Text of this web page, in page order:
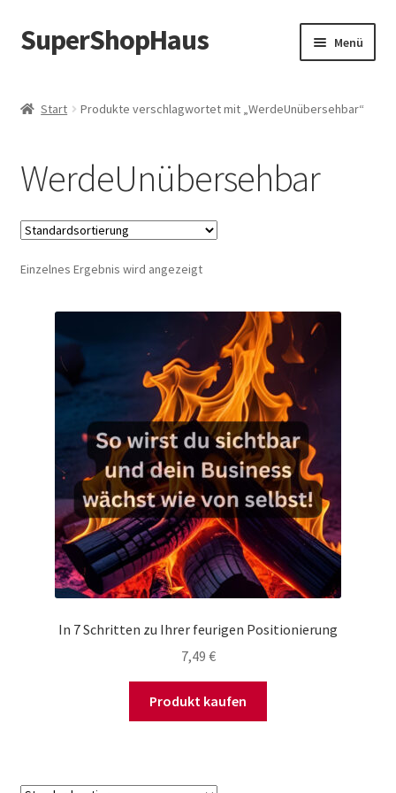
Zur
Navigation
Zum
Inhalt
SuperShopHaus Menü
Start Produkte verschlagwortet mit „WerdeUnübersehbar“
WerdeUnübersehbar
Einzelnes Ergebnis wird angezeigt
In 7 Schritten zu Ihrer feurigen Positionierung
7,49 €
Produkt kaufen